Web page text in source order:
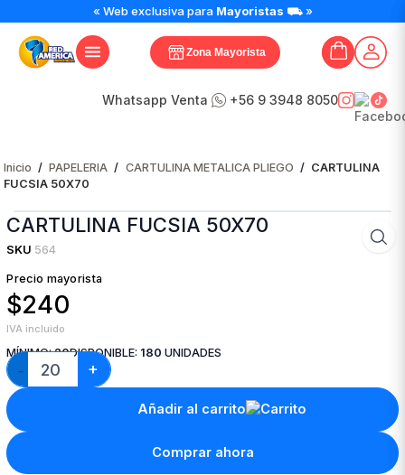
« Web exclusiva para Mayoristas ⛟ »
Zona Mayorista
Whatsapp Venta +56 9 3948 8050
Inicio / PAPELERIA / CARTULINA METALICA PLIEGO / CARTULINA
FUCSIA 50X70
CARTULINA FUCSIA 50X70
SKU 564
Precio mayorista
$240
IVA incluido
MÍNIMO:20DISPONIBLE: 180 UNIDADES
−
CARTULINA
FUCSIA
50X70
cantidad
+
Añadir al carrito
Comprar ahora